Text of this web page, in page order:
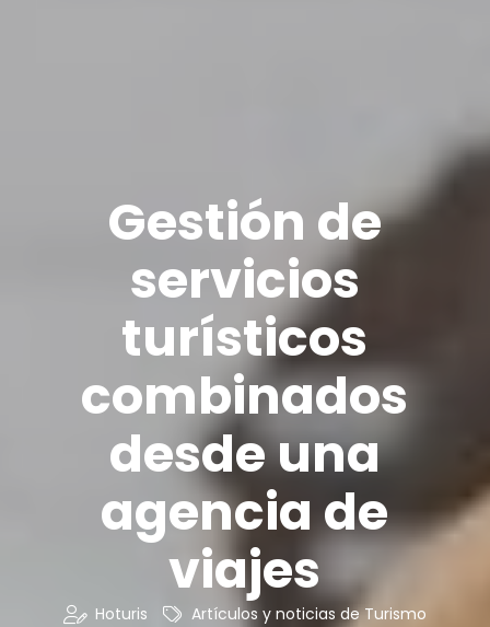
Gestión de
servicios
turísticos
combinados
desde una
agencia de
viajes
Hoturis Artículos y noticias de Turismo